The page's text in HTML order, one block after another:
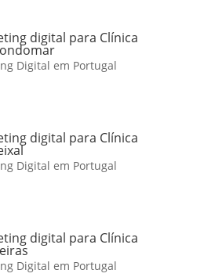
digital para Clínica
Digital em Portugal
digital para Clínica
Digital em Portugal
digital para Clínica
Digital em Portugal